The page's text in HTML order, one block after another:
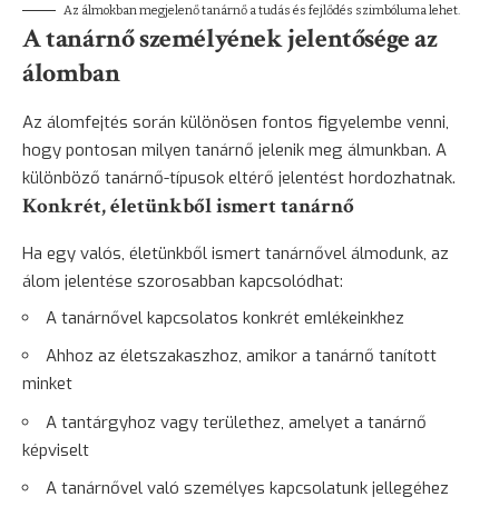
Az álmokban megjelenő tanárnő a tudás és fejlődés szimbóluma lehet.
A tanárnő személyének jelentősége az
álomban
Az álomfejtés során különösen fontos figyelembe venni,
hogy pontosan milyen tanárnő jelenik meg álmunkban. A
különböző tanárnő-típusok eltérő jelentést hordozhatnak.
Konkrét, életünkből ismert tanárnő
Ha egy valós, életünkből ismert tanárnővel álmodunk, az
álom jelentése szorosabban kapcsolódhat:
A tanárnővel kapcsolatos konkrét emlékeinkhez
Ahhoz az életszakaszhoz, amikor a tanárnő tanított
minket
A tantárgyhoz vagy területhez, amelyet a tanárnő
képviselt
A tanárnővel való személyes kapcsolatunk jellegéhez